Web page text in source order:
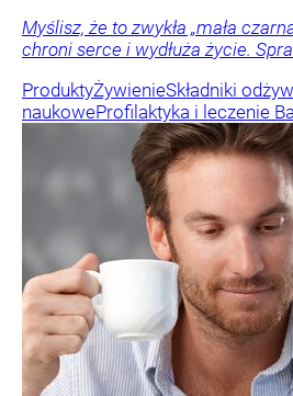
Myślisz, że to zwykła „mała
chroni serce i wydłuża życie.
ProduktyŻywienieSkładniki
naukoweProfilaktyka i leczenie